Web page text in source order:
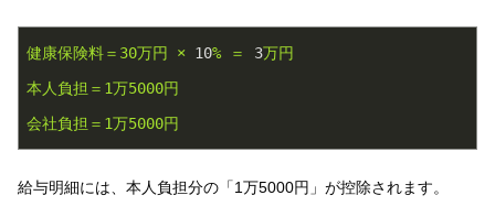
健康保険料＝30万円 × 10% ＝ 3万円
本人負担＝1万5000円
会社負担＝1万5000円
給与明細には、本人負担分の「1万5000円」が控除されます。